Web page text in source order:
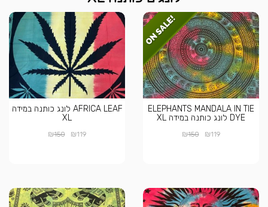
ELEPHANTS MANDALA IN TIE
DYE לונג כותנה במידה XL
₪119
₪150
AFRICA LEAF לונג כותנה במידה
XL
₪119
₪150